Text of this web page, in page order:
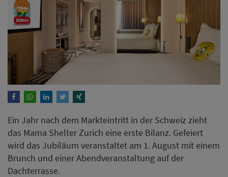
Ein Jahr nach dem Markteintritt in der Schweiz zieht
das Mama Shelter Zurich eine erste Bilanz. Gefeiert
wird das Jubiläum veranstaltet am 1. August mit einem
Brunch und einer Abendveranstaltung auf der
Dachterrasse.